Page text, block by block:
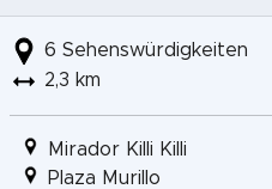
6 Sehenswürdigkeiten
2,3 km
Mirador Killi Killi
Plaza Murillo